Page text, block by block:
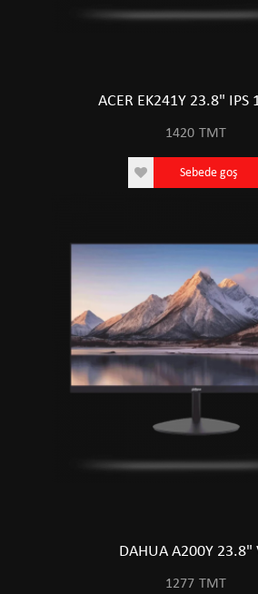
ACER EK241Y 23.8" IPS
1420 TMT
Sebede goş
DAHUA A200Y 23.8"
1277 TMT